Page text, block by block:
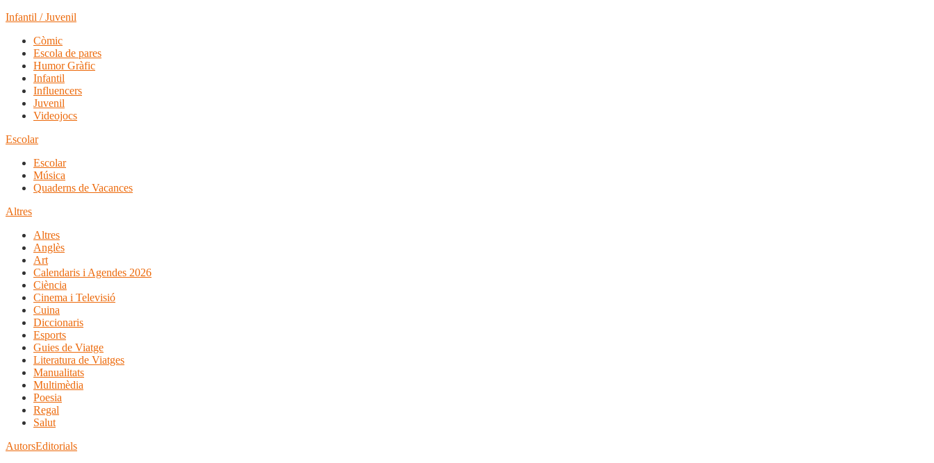
Infantil / Juvenil
Còmic
Escola de pares
Humor Gràfic
Infantil
Influencers
Juvenil
Videojocs
Escolar
Escolar
Música
Quaderns de Vacances
Altres
Altres
Anglès
Art
Calendaris i Agendes 2026
Ciència
Cinema i Televisió
Cuina
Diccionaris
Esports
Guies de Viatge
Literatura de Viatges
Manualitats
Multimèdia
Poesia
Regal
Salut
AutorsEditorials